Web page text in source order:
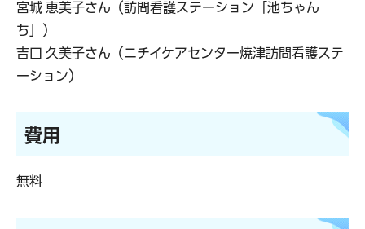
宮城 恵美子さん（訪問看護ステーション「池ちゃん
ち」）
吉口 久美子さん（ニチイケアセンター焼津訪問看護ステ
ーション）
費用
無料